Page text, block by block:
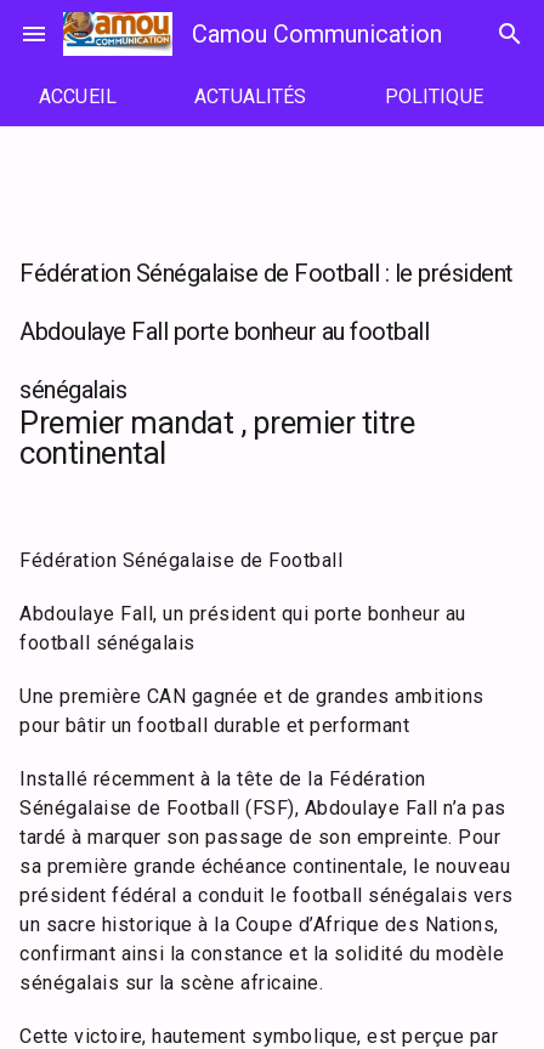
menu Camou Communication search
ACCUEIL ACTUALITÉS POLITIQUE
Fédération Sénégalaise de Football : le président
Abdoulaye Fall porte bonheur au football
sénégalais
Premier mandat , premier titre
continental
Fédération Sénégalaise de Football
Abdoulaye Fall, un président qui porte bonheur au
football sénégalais
Une première CAN gagnée et de grandes ambitions
pour bâtir un football durable et performant
Installé récemment à la tête de la Fédération
Sénégalaise de Football (FSF), Abdoulaye Fall n’a pas
tardé à marquer son passage de son empreinte. Pour
sa première grande échéance continentale, le nouveau
président fédéral a conduit le football sénégalais vers
un sacre historique à la Coupe d’Afrique des Nations,
confirmant ainsi la constance et la solidité du modèle
sénégalais sur la scène africaine.
Cette victoire, hautement symbolique, est perçue par